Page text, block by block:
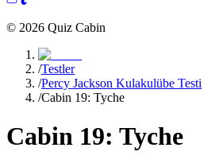
© 2026 Quiz Cabin
/Testler
/Percy Jackson Kulakulübe Testi
/Cabin 19: Tyche
Cabin 19: Tyche